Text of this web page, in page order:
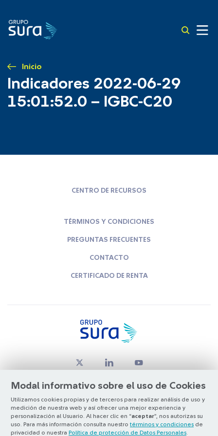
Inicio
Indicadores 2022-06-29
15:01:52.0 – IGBC-C20
Modal informativo sobre el uso de Cookies
Utilizamos cookies propias y de terceros para realizar análisis de uso y
medición de nuestra web y así ofrecer una mejor experiencia y
personalización al Usuario. Al hacer clic en “aceptar”, nos autorizas su
uso. Para más información consulta nuestro términos y condiciones de
privacidad o nuestra Política de protección de Datos Personales
CENTRO DE RECURSOS
TÉRMINOS Y CONDICIONES
PREGUNTAS FRECUENTES
CONTACTO
CERTIFICADO DE RENTA
© Copyright Grupo SURA 2026